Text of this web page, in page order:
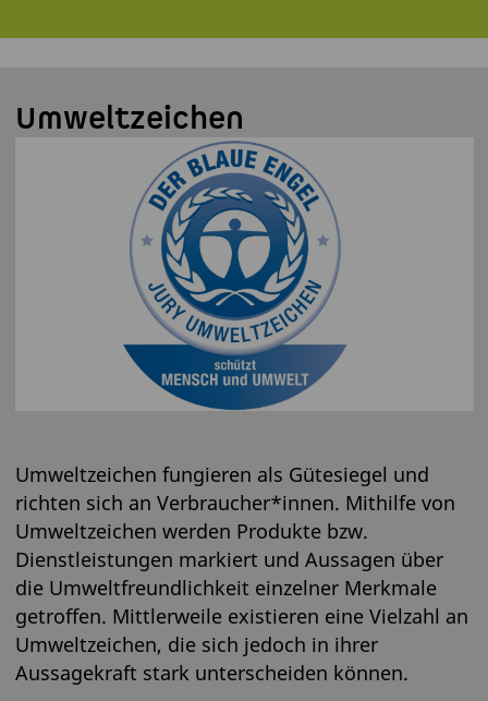
Umweltzeichen
Umweltzeichen fungieren als Gütesiegel und
richten sich an Verbraucher*innen. Mithilfe von
Umweltzeichen werden Produkte bzw.
Dienstleistungen markiert und Aussagen über
die Umweltfreundlichkeit einzelner Merkmale
getroffen. Mittlerweile existieren eine Vielzahl an
Umweltzeichen, die sich jedoch in ihrer
Aussagekraft stark unterscheiden können.